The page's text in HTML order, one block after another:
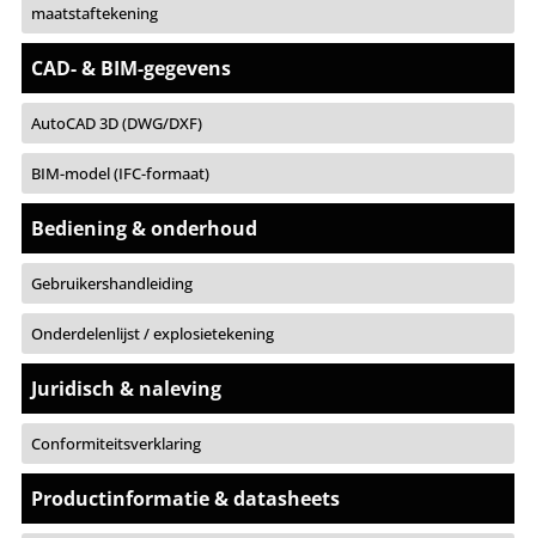
maatstaftekening
CAD- & BIM-gegevens
AutoCAD 3D (DWG/DXF)
BIM-model (IFC-formaat)
Bediening & onderhoud
Gebruikershandleiding
Onderdelenlijst / explosietekening
Juridisch & naleving
Conformiteitsverklaring
Productinformatie & datasheets